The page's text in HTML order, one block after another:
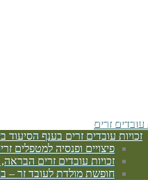
עובדים זרים
זכויות עובדים זרים בענף הסיעוד
פיצויים ופנסיה למטפלים
זכויות עובדים זרים
חופשת מולדת לעובד זר –